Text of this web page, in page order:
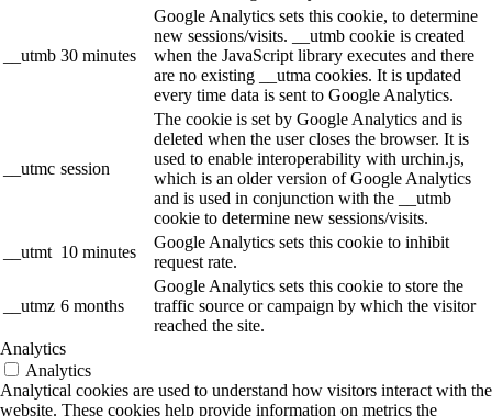
__utmb 30 minutes
Google Analytics sets this cookie, to determine
new sessions/visits. __utmb cookie is created
when the JavaScript library executes and there
are no existing __utma cookies. It is updated
every time data is sent to Google Analytics.
__utmc session
The cookie is set by Google Analytics and is
deleted when the user closes the browser. It is
used to enable interoperability with urchin.js,
which is an older version of Google Analytics
and is used in conjunction with the __utmb
cookie to determine new sessions/visits.
__utmt 10 minutes
Google Analytics sets this cookie to inhibit
request rate.
__utmz 6 months
Google Analytics sets this cookie to store the
traffic source or campaign by which the visitor
reached the site.
Analytics
Analytics
Analytical cookies are used to understand how visitors interact with the
website. These cookies help provide information on metrics the